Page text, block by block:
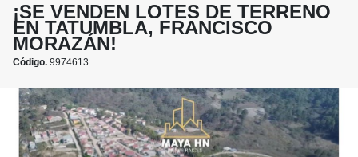
¡SE VENDEN LOTES DE TERRENO
EN TATUMBLA, FRANCISCO
MORAZÁN!
Código. 9974613